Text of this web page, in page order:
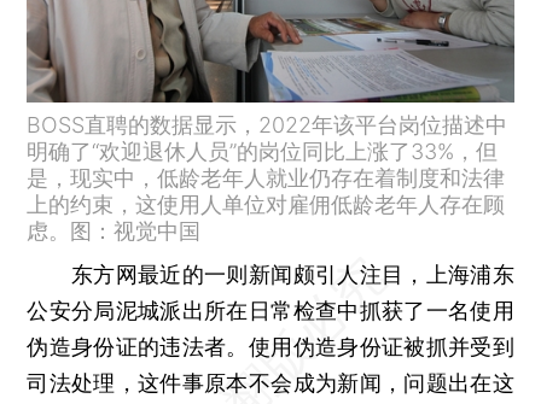
BOSS直聘的数据显示，2022年该平台岗位描述中
明确了“欢迎退休人员”的岗位同比上涨了33%，但
是，现实中，低龄老年人就业仍存在着制度和法律
上的约束，这使用人单位对雇佣低龄老年人存在顾
虑。图：视觉中国
东方网最近的一则新闻颇引人注目，上海浦东
公安分局泥城派出所在日常检查中抓获了一名使用
伪造身份证的违法者。使用伪造身份证被抓并受到
司法处理，这件事原本不会成为新闻，问题出在这